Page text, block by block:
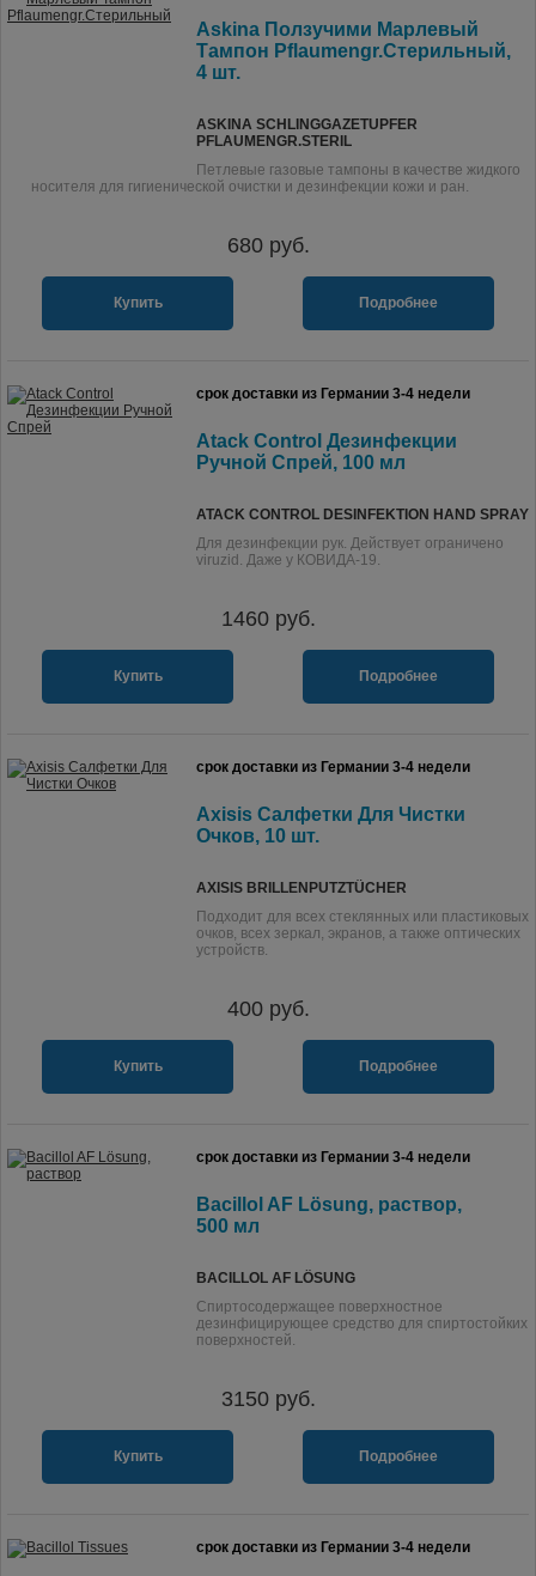
Askina Ползучими Марлевый
Тампон Pflaumengr.Стерильный,
4 шт.
ASKINA SCHLINGGAZETUPFER
PFLAUMENGR.STERIL
Петлевые газовые тампоны в качестве жидкого
носителя для гигиенической очистки и дезинфекции кожи и ран.
680руб.
Купить Подробнее
срок доставки из Германии 3-4 недели
Atack Control Дезинфекции
Ручной Спрей, 100 мл
ATACK CONTROL DESINFEKTION HAND SPRAY
Для дезинфекции рук. Действует ограничено
viruzid. Даже у КОВИДА-19.
1460руб.
Купить Подробнее
срок доставки из Германии 3-4 недели
Axisis Салфетки Для Чистки
Очков, 10 шт.
AXISIS BRILLENPUTZTÜCHER
Подходит для всех стеклянных или пластиковых
очков, всех зеркал, экранов, а также оптических
устройств.
400руб.
Купить Подробнее
срок доставки из Германии 3-4 недели
Bacillol AF Lösung, раствор,
500 мл
BACILLOL AF LÖSUNG
Спиртосодержащее поверхностное
дезинфицирующее средство для спиртостойких
поверхностей.
3150руб.
Купить Подробнее
срок доставки из Германии 3-4 недели